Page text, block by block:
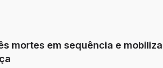
mortes em sequência e mobiliza